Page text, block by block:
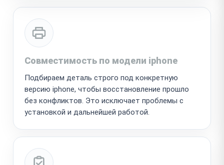
Совместимость по модели iphone
Подбираем деталь строго под конкретную
версию iphone, чтобы восстановление прошло
без конфликтов. Это исключает проблемы с
установкой и дальнейшей работой.